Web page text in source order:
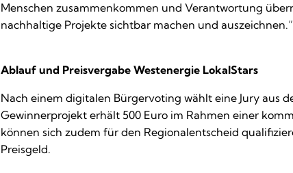
Menschen zusammenkommen und Verantwortung
nachhaltige Projekte sichtbar machen und auszeichnen.”
Ablauf und Preisvergabe Westenergie LokalStars
Nach einem digitalen Bürgervoting wählt eine Jury aus
Gewinnerprojekt erhält 500 Euro im Rahmen einer
können sich zudem für den Regionalentscheid
Preisgeld.